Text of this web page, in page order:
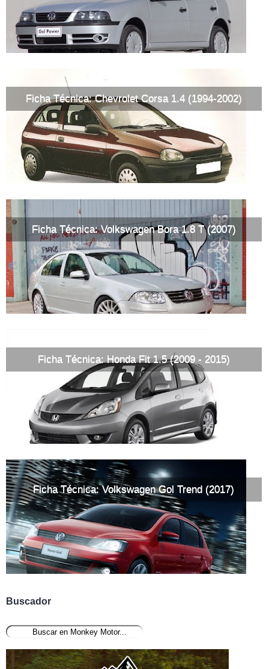
Ficha Técnica: Chevrolet Corsa 1.4 (1994-2002)
Ficha Técnica: Volkswagen Bora 1.8 T (2007)
Ficha Técnica: Honda Fit 1.5 (2009 - 2015)
Ficha Técnica: Volkswagen Gol Trend (2017)
Buscador